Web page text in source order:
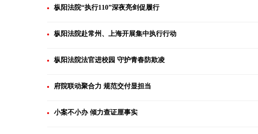
枞阳法院“执行110”深夜亮剑促履行
枞阳法院赴常州、上海开展集中执行行动
枞阳法院法官进校园 守护青春防欺凌
府院联动聚合力 规范交付显担当
小案不小办 倾力查证厘事实